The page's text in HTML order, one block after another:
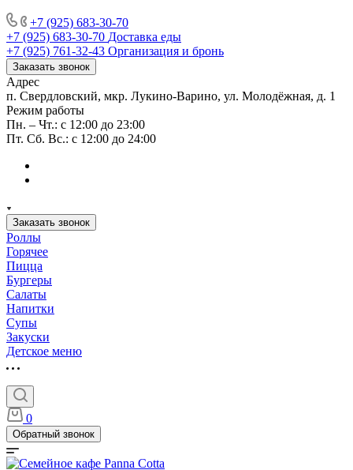
+7 (925) 683-30-70
+7 (925) 683-30-70 Доставка еды
+7 (925) 761-32-43 Организация и бронь
Заказать звонок
Адрес
п. Свердловский, мкр. Лукино-Варино, ул. Молодёжная, д. 1
Режим работы
Пн. – Чт.: с 12:00 до 23:00
Пт. Сб. Вс.: с 12:00 до 24:00
Заказать звонок
Роллы
Горячее
Пицца
Бургеры
Салаты
Напитки
Супы
Закуски
Детское меню
0
Обратный звонок